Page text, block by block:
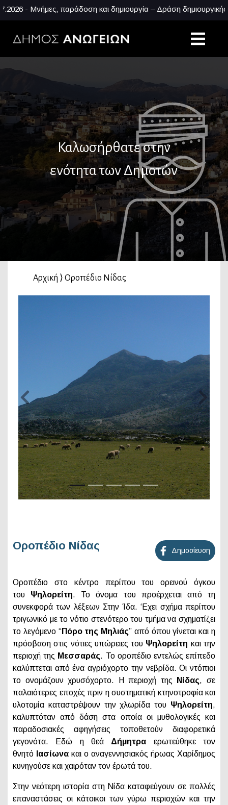
- Μνήμες, παράδοση και δημιουργία – Δράση δημιουργικής
Καλωσήρθατε στην
ενότητα των Δημοτών
Αρχική ⟩ Οροπέδιο Νίδας
Οροπέδιο Νίδας Δημοσίευση
Οροπέδιο στο κέντρο περίπου του ορεινού όγκου
του Ψηλορείτη. To όνομα του προέρχεται από τη
συνεκφορά των λέξεων Στην Ίδα. ‘Εχει σχήμα περίπου
τριγωνικό με το νότιο στενότερο του τμήμα να σχηματίζει
το λεγόμενο “Πόρο της Μηλιάς” από όπου γίνεται και η
πρόσβαση στις νότιες υπώρειες του Ψηλορείτη και την
περιοχή της Μεσσαράς. To οροπέδιο εντελώς επίπεδο
καλύπτεται από ένα αγριόχορτο την νεβρίδα. Οι ντόπιοι
το ονομάζουν χρυσόχορτο. Η περιοχή της
Νίδας, σε
παλαιότερες εποχές πριν η συστηματική κτηνοτροφία και
υλοτομία καταστρέψουν την χλωρίδα του Ψηλορείτη,
καλυπτόταν από δάση στα οποία οι μυθολογικές και
παραδοσιακές αφηγήσεις τοποθετούν διαφορετικά
γεγονότα. Εδώ η θεά Δήμητρα ερωτεύθηκε τον
θνητό Ιασίωνα και ο αναγεννησιακός ήρωας Χαρίδημος
κυνηγούσε και χαιρόταν τον έρωτά του.
Στην νεότερη ιστορία στη Νίδα καταφεύγουν σε πολλές
επαναστάσεις οι κάτοικοι των γύρω περιοχών και την